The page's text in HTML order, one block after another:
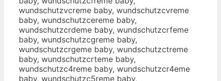
wundschutzvcreme baby, wundschutzcvreme
baby, wundschutzcereme baby,
wundschutzcrdeme baby, wundschutzcrfeme
baby, wundschutzcgreme baby,
wundschutzcrgeme baby, wundschutzctreme
baby, wundschutzcrteme baby,
wundschutzc4reme baby, wundschutzcr4eme
baby, wundschutzc5reme baby,